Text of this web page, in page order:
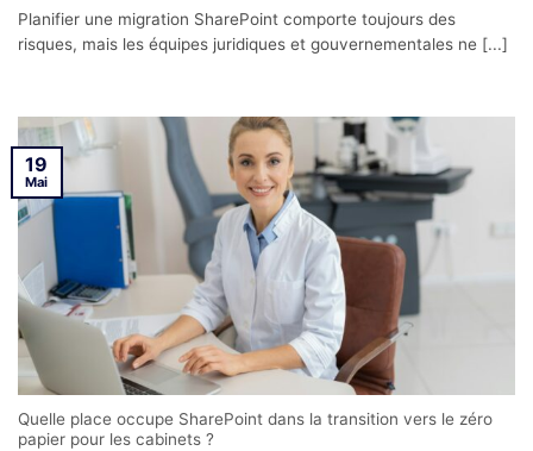
Planifier une migration SharePoint comporte toujours des
risques, mais les équipes juridiques et gouvernementales ne [...]
Quelle place occupe SharePoint dans la transition vers le zéro
papier pour les cabinets ?
19
Mai